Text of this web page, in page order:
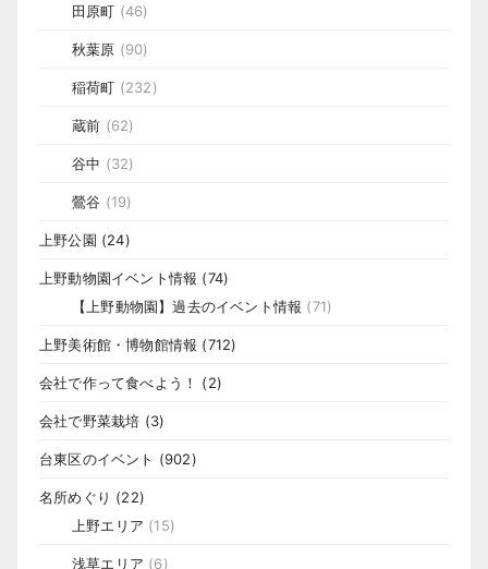
田原町 (46)
秋葉原 (90)
稲荷町 (232)
蔵前 (62)
谷中 (32)
鶯谷 (19)
上野公園 (24)
上野動物園イベント情報 (74)
【上野動物園】過去のイベント情報 (71)
上野美術館・博物館情報 (712)
会社で作って食べよう！ (2)
会社で野菜栽培 (3)
台東区のイベント (902)
名所めぐり (22)
上野エリア (15)
浅草エリア (6)